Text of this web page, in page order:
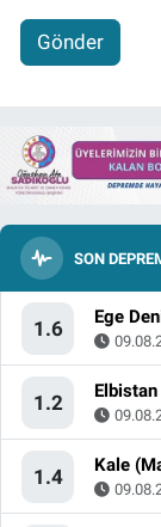
Gönder
SON
1.6 Ege
1.2
1.4 Kale